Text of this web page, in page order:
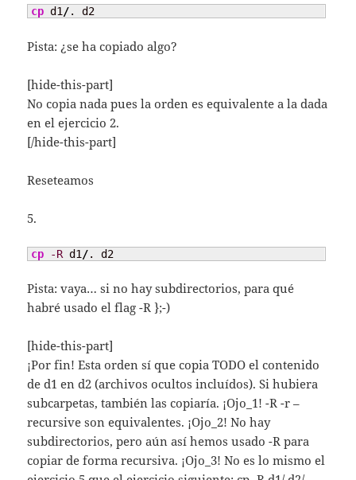
cp d1/. d2
Pista: ¿se ha copiado algo?
[hide-this-part]
No copia nada pues la orden es equivalente a la dada
en el ejercicio 2.
[/hide-this-part]
Reseteamos
5.
cp -R d1 /. d2
Pista: vaya… si no hay subdirectorios, para qué
habré usado el flag -R };-)
[hide-this-part]
¡Por fin! Esta orden sí que copia TODO el contenido
de d1 en d2 (archivos ocultos incluídos). Si hubiera
subcarpetas, también las copiaría. ¡Ojo_1! -R -r –
recursive son equivalentes. ¡Ojo_2! No hay
subdirectorios, pero aún así hemos usado -R para
copiar de forma recursiva. ¡Ojo_3! No es lo mismo el